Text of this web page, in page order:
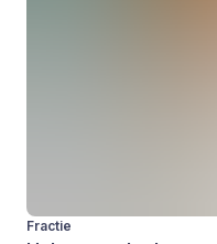
Fractie